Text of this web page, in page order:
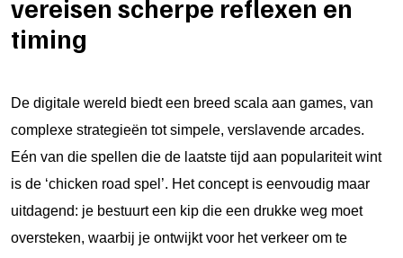
vereisen scherpe reflexen en
timing
De digitale wereld biedt een breed scala aan games, van
complexe strategieën tot simpele, verslavende arcades.
Eén van die spellen die de laatste tijd aan populariteit wint
is de ‘chicken road spel ’. Het concept is eenvoudig maar
uitdagend: je bestuurt een kip die een drukke weg moet
oversteken, waarbij je ontwijkt voor het verkeer om te